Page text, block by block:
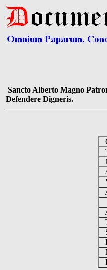
Sancto Alberto Magno
Defendere Digneris.